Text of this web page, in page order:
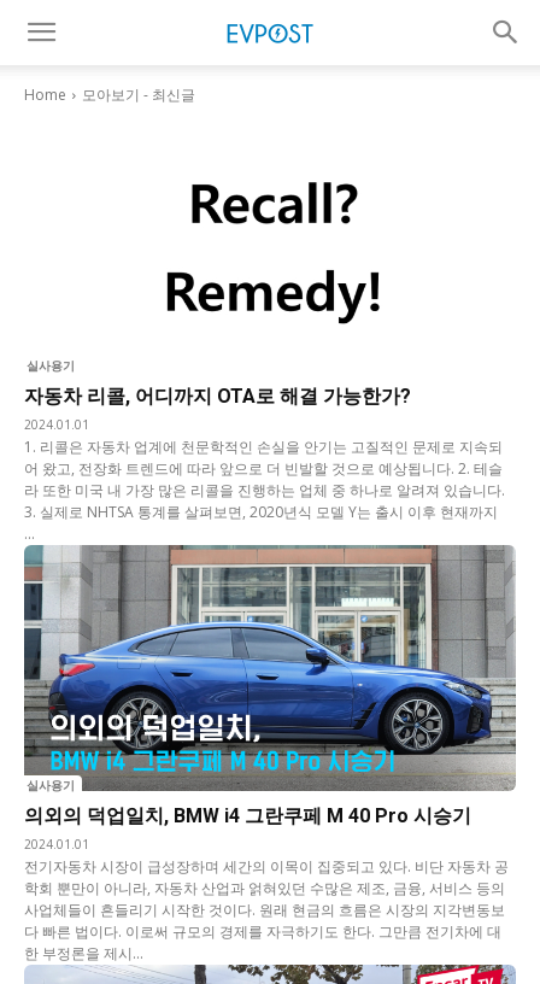
Home 모아보기 - 최신글
실사용기
자동차 리콜, 어디까지 OTA로 해결 가능한가?
2024.01.01
1. 리콜은 자동차 업계에 천문학적인 손실을 안기는 고질적인 문제로 지속되
어 왔고, 전장화 트렌드에 따라 앞으로 더 빈발할 것으로 예상됩니다. 2. 테슬
라 또한 미국 내 가장 많은 리콜을 진행하는 업체 중 하나로 알려져 있습니다.
3. 실제로 NHTSA 통계를 살펴보면, 2020년식 모델 Y는 출시 이후 현재까지
...
실사용기
의외의 덕업일치, BMW i4 그란쿠페 M 40 Pro 시승기
2024.01.01
전기자동차 시장이 급성장하며 세간의 이목이 집중되고 있다. 비단 자동차 공
학회 뿐만이 아니라, 자동차 산업과 얽혀있던 수많은 제조, 금융, 서비스 등의
사업체들이 흔들리기 시작한 것이다. 원래 현금의 흐름은 시장의 지각변동보
다 빠른 법이다. 이로써 규모의 경제를 자극하기도 한다. 그만큼 전기차에 대
한 부정론을 제시...